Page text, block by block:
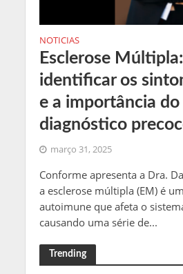
NOTICIAS
Esclerose
identificar os
e a importância do
diagnóstico
março 31, 2025
Conforme apresenta a Dra.
a esclerose múltipla (EM) é
autoimune que afeta o
causando uma série de...
Trending